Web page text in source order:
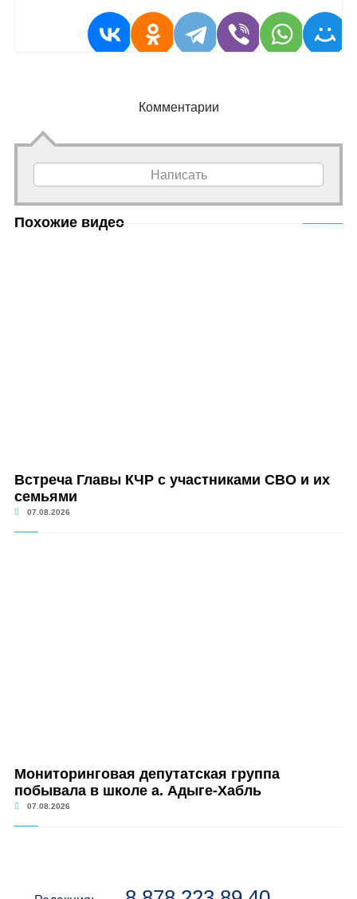
Комментарии
Написать
Похожие видео
Встреча Главы КЧР с участниками СВО и их
семьями
07.08.2026
Мониторинговая депутатская группа
побывала в школе а. Адыге-Хабль
07.08.2026